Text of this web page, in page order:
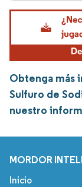
Obtenga más
Sulfuro de
nuestro
MORDOR
Inicio